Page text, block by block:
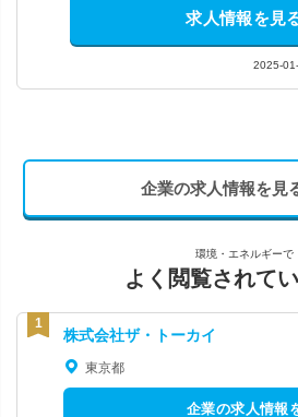
求人情報を見
2025-
企業の求人情報を見
環境・エネルギーで
よく閲覧されて
株式会社ザ・トーカイ
東京都
企業の求人情報